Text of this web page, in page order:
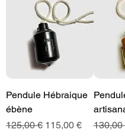
Pendule Hébraique
ébène
Prix original
125,00 € Prix promotionnel
115,00 €
Prix
130,00